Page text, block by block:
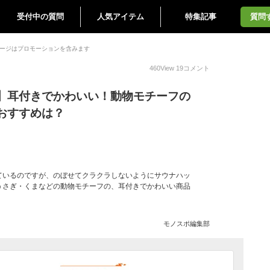
受付中の質問 人気アイテム 特集記事 質問
ジはプロモーションを含みます
460View 19コメント
耳付きでかわいい！動物モチーフの
すすめは？
るのですが、のぼせてクラクラしないようにサウナハッ
ぎ・くまなどの動物モチーフの、耳付きでかわいい商品
モノスポ編集部